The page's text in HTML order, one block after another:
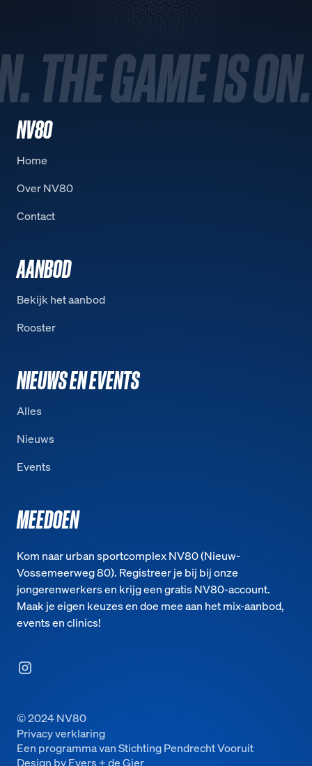
THE GAME IS ON.
NV80
Home
Over NV80
Contact
AANBOD
Bekijk het aanbod
Rooster
NIEUWS EN EVENTS
Alles
Nieuws
Events
MEEDOEN
Kom naar urban sportcomplex NV80 (Nieuw-
Vossemeerweg 80). Registreer je bij bij onze
jongerenwerkers en krijg een gratis NV80-account.
Maak je eigen keuzes en doe mee aan het mix-aanbod,
events en clinics!
© 2024 NV80
Privacy verklaring
Een programma van Stichting Pendrecht Vooruit
Design by Evers + de Gier